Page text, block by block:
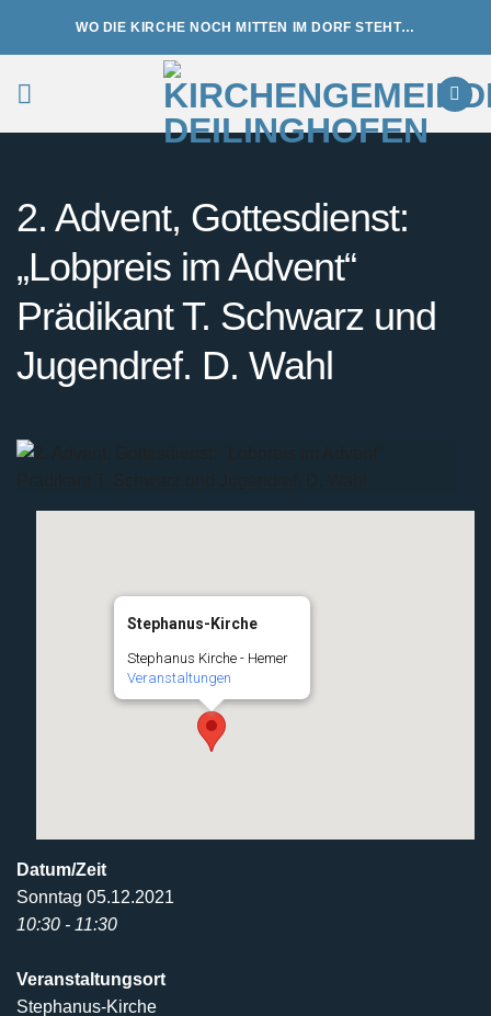
WO DIE KIRCHE NOCH MITTEN IM DORF STEHT…
2. Advent, Gottesdienst:
„Lobpreis im Advent“
Prädikant T. Schwarz und
Jugendref. D. Wahl
Stephanus-Kirche
Stephanus Kirche - Hemer
Veranstaltungen
Datum/Zeit
Sonntag 05.12.2021
10:30 - 11:30
Veranstaltungsort
Stephanus-Kirche